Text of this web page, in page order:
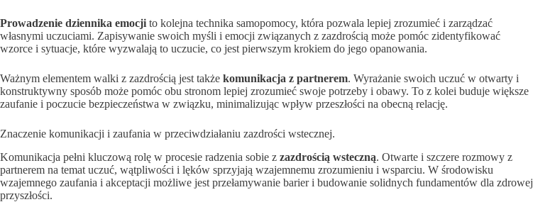
Prowadzenie dziennika emocji to kolejna technika samopomocy, która pozwala lepiej zrozumieć i zarządzać
własnymi uczuciami. Zapisywanie swoich myśli i emocji związanych z zazdrością może pomóc zidentyfikować
wzorce i sytuacje, które wyzwalają to uczucie, co jest pierwszym krokiem do jego opanowania.
Ważnym elementem walki z zazdrością jest także komunikacja z partnerem. Wyrażanie swoich uczuć w otwarty i
konstruktywny sposób może pomóc obu stronom lepiej zrozumieć swoje potrzeby i obawy. To z kolei buduje większe
zaufanie i poczucie bezpieczeństwa w związku, minimalizując wpływ przeszłości na obecną relację.
Znaczenie komunikacji i zaufania w przeciwdziałaniu zazdrości wstecznej.
Komunikacja pełni kluczową rolę w procesie radzenia sobie z zazdrością wsteczną. Otwarte i szczere rozmowy z
partnerem na temat uczuć, wątpliwości i lęków sprzyjają wzajemnemu zrozumieniu i wsparciu. W środowisku
wzajemnego zaufania i akceptacji możliwe jest przełamywanie barier i budowanie solidnych fundamentów dla zdrowej
przyszłości.